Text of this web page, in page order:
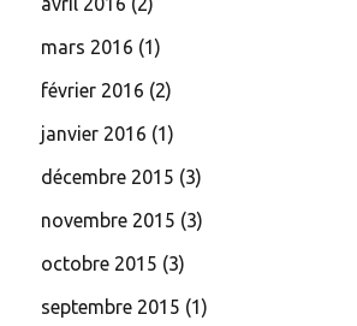
mars 2016 (1)
février 2016 (2)
janvier 2016 (1)
décembre 2015 (3)
novembre 2015 (3)
octobre 2015 (3)
septembre 2015 (1)